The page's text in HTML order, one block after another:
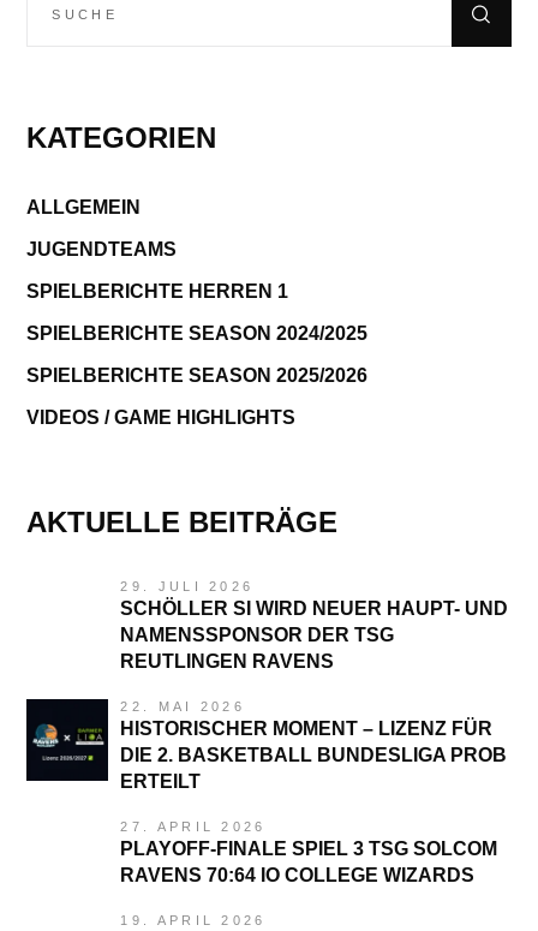
nach:
KATEGORIEN
ALLGEMEIN
JUGENDTEAMS
SPIELBERICHTE HERREN 1
SPIELBERICHTE SEASON 2024/2025
SPIELBERICHTE SEASON 2025/2026
VIDEOS / GAME HIGHLIGHTS
AKTUELLE BEITRÄGE
29. JULI 2026
SCHÖLLER SI WIRD NEUER HAUPT- UND
NAMENSSPONSOR DER TSG
REUTLINGEN RAVENS
22. MAI 2026
HISTORISCHER MOMENT – LIZENZ FÜR
DIE 2. BASKETBALL BUNDESLIGA PROB
ERTEILT
27. APRIL 2026
PLAYOFF-FINALE SPIEL 3 TSG SOLCOM
RAVENS 70:64 IO COLLEGE WIZARDS
19. APRIL 2026